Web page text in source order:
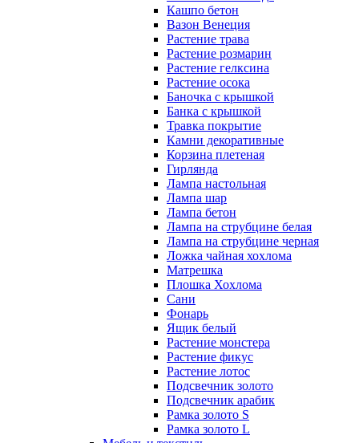
Кашпо бетон
Вазон Венеция
Растение трава
Растение розмарин
Растение гелксина
Растение осока
Баночка с крышкой
Банка с крышкой
Травка покрытие
Камни декоративные
Корзина плетеная
Гирлянда
Лампа настольная
Лампа шар
Лампа бетон
Лампа на струбцине белая
Лампа на струбцине черная
Ложка чайная хохлома
Матрешка
Плошка Хохлома
Сани
Фонарь
Ящик белый
Растение монстера
Растение фикус
Растение лотос
Подсвечник золото
Подсвечник арабик
Рамка золото S
Рамка золото L